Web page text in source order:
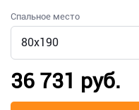
Спальное место
36 731 руб.